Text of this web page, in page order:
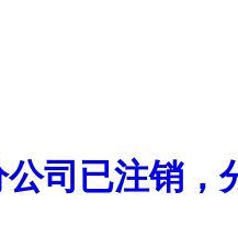
司已注销，